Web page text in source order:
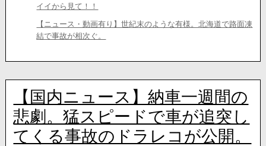
イイから見て！！
【ニュース・動画有り】世紀末のような有様。北海道で路面凍
結で事故が相次ぐ。
【国内ニュース】納車一週間の
悲劇。猛スピードで車が追突し
てくる事故のドラレコが公開。